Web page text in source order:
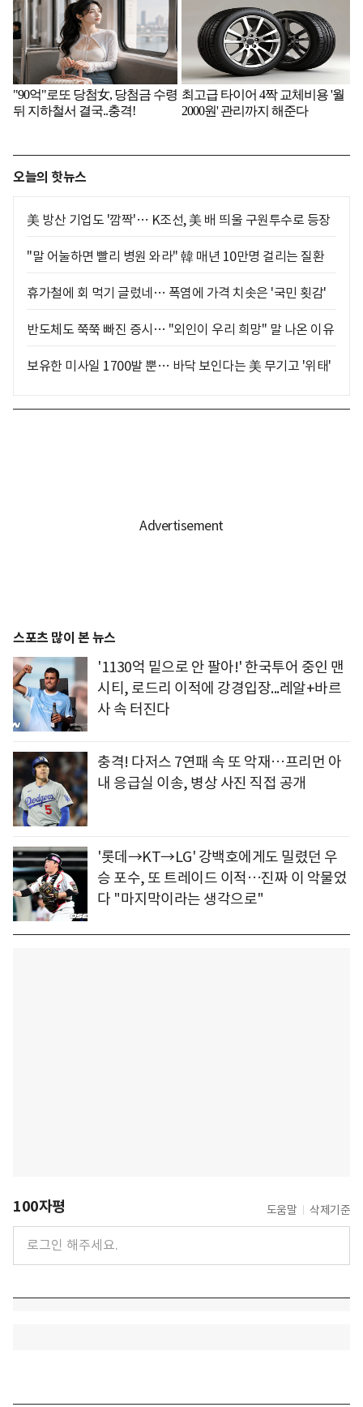
오늘의 핫뉴스
美 방산 기업도 '깜짝'… K조선, 美 배 띄울 구원투수로 등장
"말 어눌하면 빨리 병원 와라" 韓 매년 10만명 걸리는 질환
휴가철에 회 먹기 글렀네… 폭염에 가격 치솟은 '국민 횟감'
반도체도 쭉쭉 빠진 증시… "외인이 우리 희망" 말 나온 이유
보유한 미사일 1700발 뿐… 바닥 보인다는 美 무기고 '위태'
스포츠 많이 본 뉴스
'1130억 밑으로 안 팔아!' 한국투어 중인 맨
시티, 로드리 이적에 강경입장...레알+바르
사 속 터진다
충격! 다저스 7연패 속 또 악재…프리먼 아
내 응급실 이송, 병상 사진 직접 공개
'롯데→KT→LG' 강백호에게도 밀렸던 우
승 포수, 또 트레이드 이적…진짜 이 악물었
다 "마지막이라는 생각으로"
100자평 도움말 삭제기준